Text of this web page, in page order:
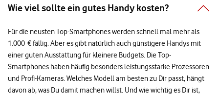
Wie viel sollte ein gutes Handy kosten?
Für die neusten Top-Smartphones werden schnell mal mehr als
1.000 € fällig. Aber es gibt natürlich auch günstigere Handys mit
einer guten Ausstattung für kleinere Budgets. Die Top-
Smartphones haben häufig besonders leistungsstarke Prozessoren
und Profi-Kameras. Welches Modell am besten zu Dir passt, hängt
davon ab, was Du damit machen willst. Und wie wichtig es Dir ist,